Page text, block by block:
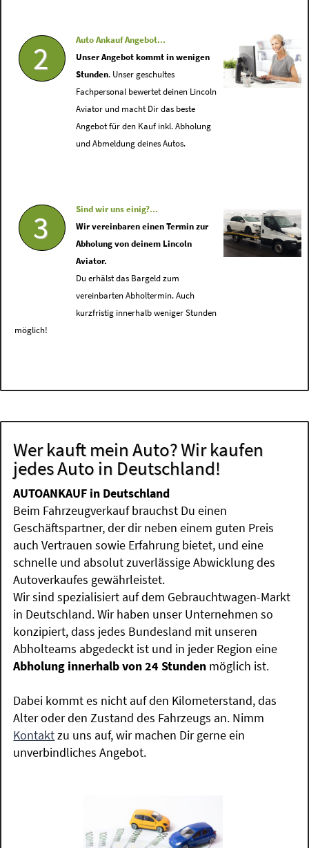
2
Auto Ankauf Angebot...
Unser Angebot kommt in wenigen
Stunden. Unser geschultes
Fachpersonal bewertet deinen Lincoln
Aviator und macht Dir das beste
Angebot für den Kauf inkl. Abholung
und Abmeldung deines Autos.
3
Sind wir uns einig?...
Wir vereinbaren einen Termin zur
Abholung von deinem Lincoln
Aviator.
Du erhälst das Bargeld zum
vereinbarten Abholtermin. Auch
kurzfristig innerhalb weniger Stunden
möglich!
Wer kauft mein Auto? Wir kaufen
jedes Auto in Deutschland!
AUTOANKAUF in Deutschland
Beim Fahrzeugverkauf brauchst Du einen
Geschäftspartner, der dir neben einem guten Preis
auch Vertrauen sowie Erfahrung bietet, und eine
schnelle und absolut zuverlässige Abwicklung des
Autoverkaufes gewährleistet.
Wir sind spezialisiert auf dem Gebrauchtwagen-Markt
in Deutschland. Wir haben unser Unternehmen so
konzipiert, dass jedes Bundesland mit unseren
Abholteams abgedeckt ist und in jeder Region eine
Abholung innerhalb von 24 Stunden möglich ist.
Dabei kommt es nicht auf den Kilometerstand, das
Alter oder den Zustand des Fahrzeugs an. Nimm
Kontaktzu uns auf, wir machen Dir gerne ein
unverbindliches Angebot.